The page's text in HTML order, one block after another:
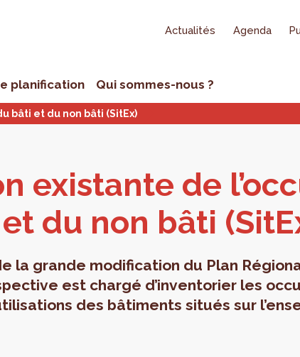
Actualités Agenda
planification Qui sommes-nous ?
bâti et du non bâti (SitEx)
exis­tante de
du non bâti
la grande modification du Plan
est chargé d’inventorier les
des bâtiments situés sur